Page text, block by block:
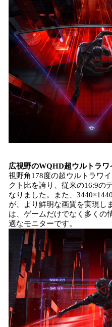
広視野のWQHD超ウルトラワ
視野角178度の超ウルトラワ
クト比を誇り、従来の16:9の
なりました。また、
が、より鮮明な画質を実現し
は、ゲームだけでなく多くの
適なモニターです。